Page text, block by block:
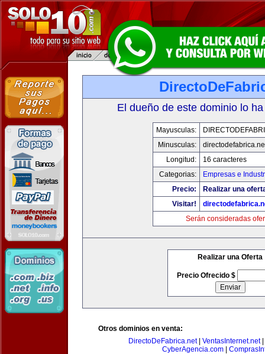
El dueño de este dominio lo
Mayusculas:
Minusculas:
Longitud:
16 caracteres
Categorias:
Empresas e
Precio:
Realizar una
Visitar!
Serán consideradas
Realizar una Oferta
Precio Ofrecido $
Otros dominios en venta:
DirectoDeFabrica.net| VentasInternet.net|
CyberAgencia.com